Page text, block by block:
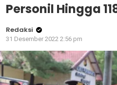
Personil Hingga
Redaksi
31 Desember 2022 2:56 pm